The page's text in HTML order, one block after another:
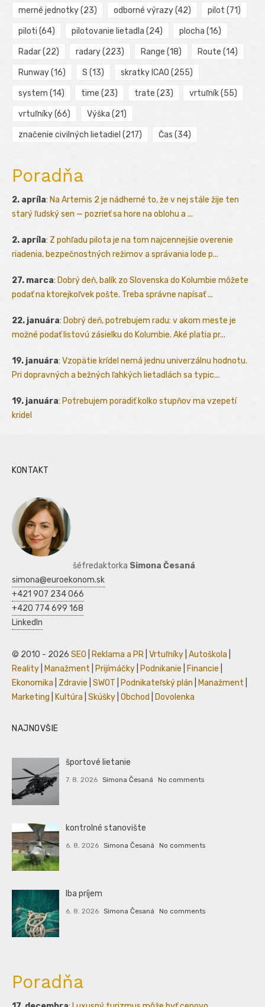
merné jednotky(23) odborné výrazy(42) pilot (71)
piloti (64) pilotovanie lietadla (24) plocha (16)
Radar(22) radary(223) Range (18) Route (14)
Runway(16) S (13) skratky ICAO (255)
system (14) time (23) trate (23) vrtuľník(55)
vrtuľníky(66) Výška (21)
značenie civilných lietadiel (217) Čas (34)
Poradňa
2. apríla: Na Artemis 2 je nádherné to, že v nej stále žije ten
starý ľudský sen — pozrieť sa hore na oblohu a ...
2. apríla: Z pohľadu pilota je na tom najcennejšie overenie
riadenia, bezpečnostných režimov a správania lode p...
27. marca: Dobrý deň, balík zo Slovenska do Kolumbie môžete
podať na ktorejkoľvek pošte. Treba správne napísať ...
22. januára: Dobrý deň, potrebujem radu: v akom meste je
možné podať listovú zásielku do Kolumbie. Aké platia pr...
19. januára: Vzopätie krídel nemá jednu univerzálnu hodnotu.
Pri dopravných a bežných ľahkých lietadlách sa typic...
19. januára: Potrebujem poradiť kolko stupňov ma vzepetí
kridel
KONTAKT
šéfredaktorka Simona Česaná
simona@euroekonom.sk
+421 907 234 066
+420 774 699 168
LinkedIn
© 2010 - 2026 SEO Reklama a PR Vrtuľníky Autoškola
Reality
Manažment Prijímáčky Podnikanie Financie
Ekonomika
Zdravie SWOT Podnikateľský plán Manažment
Marketing
Kultúra Skúšky Obchod Dovolenka
NAJNOVŠIE
športové lietanie
7. 8. 2026 Simona Česaná No comments
kontrolné stanovište
6. 8. 2026 Simona Česaná No comments
Iba príjem
6. 8. 2026 Simona Česaná No comments
Poradňa